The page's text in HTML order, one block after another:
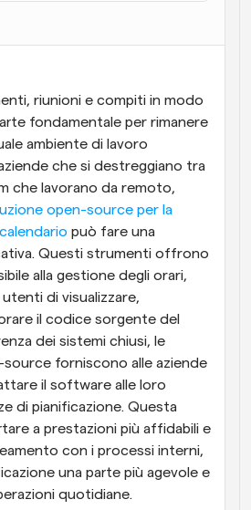
potenziata con chiamate
dall'IA
pianificazione e i promemoria
riunioni e compiti in modo
fondamentale per rimanere
ambiente di lavoro
che si destreggiano tra
che lavorano da remoto,
open-source per la
può fare una
Questi strumenti offrono
alla gestione degli orari,
di visualizzare,
il codice sorgente del
dei sistemi chiusi, le
forniscono alle aziende
il software alle loro
di pianificazione. Questa
a prestazioni più affidabili e
con i processi interni,
una parte più agevole e
quotidiane.